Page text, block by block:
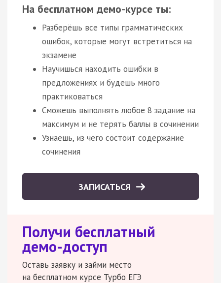
На бесплатном демо-курсе ты:
Разберёшь все типы грамматических
ошибок, которые могут встретиться на
экзамене
Научишься находить ошибки в
предложениях и будешь много
практиковаться
Сможешь выполнять любое 8 задание на
максимум и не терять баллы в сочинении
Узнаешь, из чего состоит содержание
сочинения
ЗАПИСАТЬСЯ
Получи бесплатный
демо-доступ
Оставь заявку и займи место
на бесплатном курсе Турбо ЕГЭ